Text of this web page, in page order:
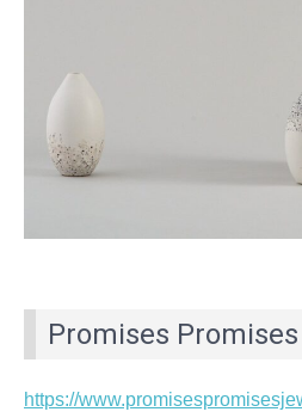
Promises Promises
https://